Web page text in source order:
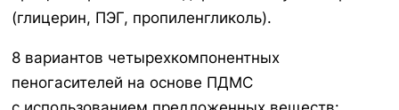
(глицерин, ПЭГ, пропиленгликоль).
8 вариантов четырехкомпонентных
пеногасителей на основе ПДМС